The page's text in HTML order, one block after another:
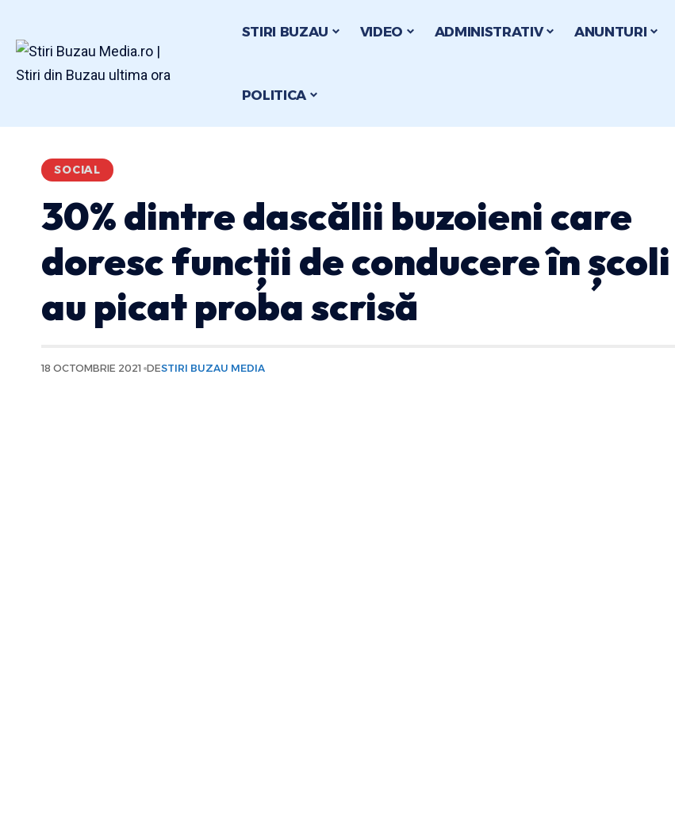
STIRI BUZAU VIDEO ADMINISTRATIV ANUNTURI
POLITICA
SOCIAL
30% dintre dascălii buzoieni care
doresc funcții de conducere în școli
au picat proba scrisă
18 OCTOMBRIE 2021 DESTIRI BUZAU MEDIA